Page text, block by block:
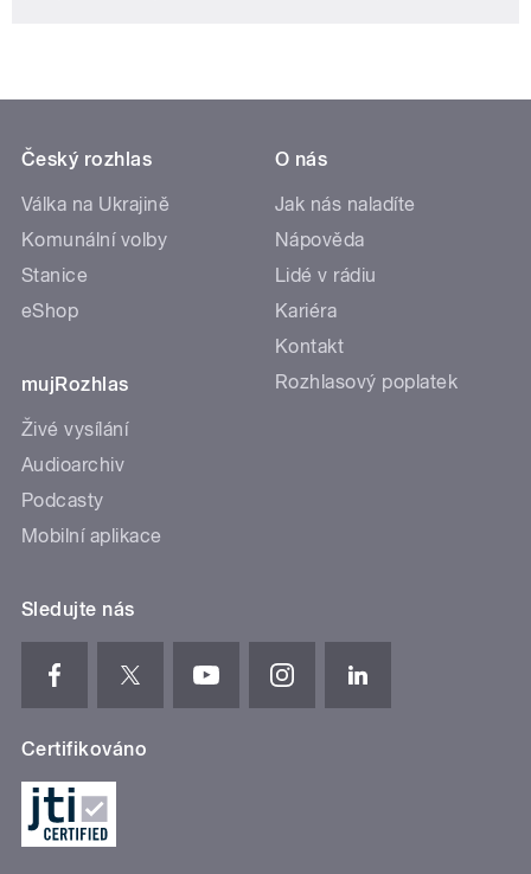
Český rozhlas
Válka na Ukrajině
Komunální volby
Stanice
eShop
mujRozhlas
Živé vysílání
Audioarchiv
Podcasty
Mobilní aplikace
O nás
Jak nás naladíte
Nápověda
Lidé v rádiu
Kariéra
Kontakt
Rozhlasový poplatek
Sledujte nás
Certifikováno